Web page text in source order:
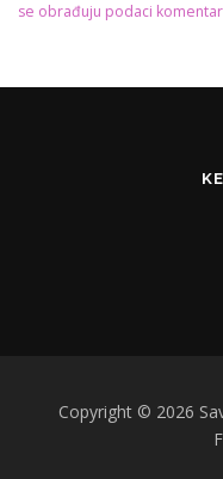
se obrađuju podaci
Copyright © 2026